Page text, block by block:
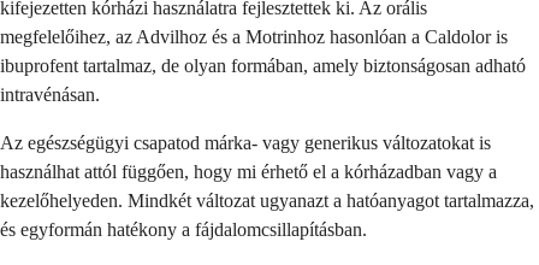
kifejezetten kórházi használatra fejlesztettek ki. Az orális
megfelelőihez, az Advilhoz és a Motrinhoz hasonlóan a Caldolor is
ibuprofent tartalmaz, de olyan formában, amely biztonságosan adható
intravénásan.
Az egészségügyi csapatod márka- vagy generikus változatokat is
használhat attól függően, hogy mi érhető el a kórházadban vagy a
kezelőhelyeden. Mindkét változat ugyanazt a hatóanyagot tartalmazza,
és egyformán hatékony a fájdalomcsillapításban.